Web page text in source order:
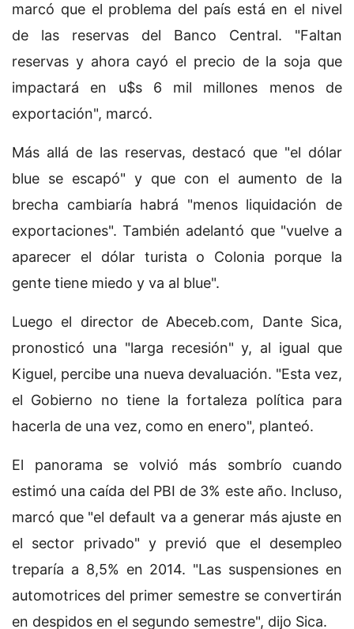
marcó que el problema del país está en el nivel
de las reservas del Banco Central. "Faltan
reservas y ahora cayó el precio de la soja que
impactará en u$s 6 mil millones menos de
exportación", marcó.
Más allá de las reservas, destacó que "el dólar
blue se escapó" y que con el aumento de la
brecha cambiaría habrá "menos liquidación de
exportaciones". También adelantó que "vuelve a
aparecer el dólar turista o Colonia porque la
gente tiene miedo y va al blue".
Luego el director de Abeceb.com, Dante Sica,
pronosticó una "larga recesión" y, al igual que
Kiguel, percibe una nueva devaluación. "Esta vez,
el Gobierno no tiene la fortaleza política para
hacerla de una vez, como en enero", planteó.
El panorama se volvió más sombrío cuando
estimó una caída del PBI de 3% este año. Incluso,
marcó que "el default va a generar más ajuste en
el sector privado" y previó que el desempleo
treparía a 8,5% en 2014. "Las suspensiones en
automotrices del primer semestre se convertirán
en despidos en el segundo semestre", dijo Sica.